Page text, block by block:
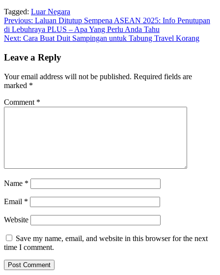
Tagged: Luar Negara
Post
navigation
Previous: Laluan Ditutup Sempena ASEAN 2025: Info Penutupan
di Lebuhraya PLUS – Apa Yang Perlu Anda Tahu
Next: Cara Buat Duit Sampingan untuk Tabung Travel Korang
Leave a Reply
Your email address will not be published. Required fields are
marked *
Comment *
Name *
Email *
Website
Save my name, email, and website in this browser for the next
time I comment.